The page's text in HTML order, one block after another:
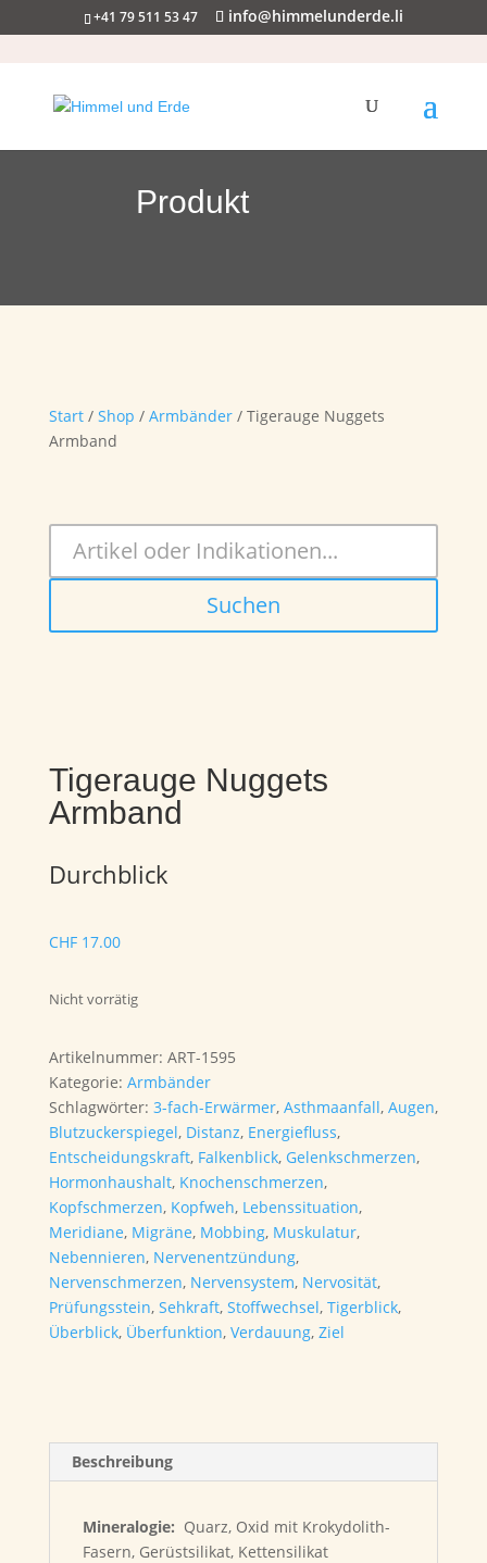
+41 79 511 53 47 info@himmelunderde.li
Produkt
Start/ Shop / Armbänder/ Tigerauge Nuggets
Armband
Suchen
Tigerauge Nuggets
Armband
Durchblick
CHF17.00
Nicht vorrätig
Artikelnummer: ART-1595
Kategorie: Armbänder
Schlagwörter: 3-fach-Erwärmer, Asthmaanfall, Augen,
Blutzuckerspiegel, Distanz, Energiefluss,
Entscheidungskraft, Falkenblick, Gelenkschmerzen,
Hormonhaushalt, Knochenschmerzen,
Kopfschmerzen, Kopfweh, Lebenssituation,
Meridiane, Migräne, Mobbing, Muskulatur,
Nebennieren, Nervenentzündung,
Nervenschmerzen, Nervensystem, Nervosität,
Prüfungsstein, Sehkraft, Stoffwechsel, Tigerblick,
Überblick, Überfunktion, Verdauung, Ziel
Beschreibung
Mineralogie: Quarz, Oxid mit Krokydolith-
Fasern, Gerüstsilikat, Kettensilikat